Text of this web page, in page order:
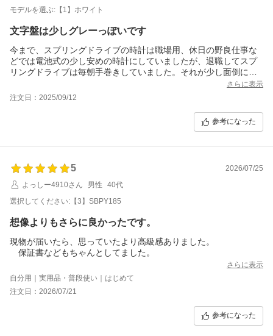
モデルを選ぶ:【1】ホワイト
文字盤は少しグレーっぽいです
今まで、スプリングドライブの時計は職場用、休日の野良仕事な
どでは電池式の少し安めの時計にしていましたが、退職してスプ
リングドライブは毎朝手巻きしていました。それが少し面倒にな
って、今回ソーラー式に。たぶん７年くらい前にもななぷれ様か
ら同様なSEIKOのソーラークロノグラフを買っていましたが、ス
やはりSEIKOのパンダは 良いですね～。ネットの写真から文
さらに表示
注文日：2025/09/12
参考になった
5
2026/07/25
よっしー4910さん
男性
40代
選択してください:【3】SBPY185
想像よりもさらに良かったです。
現物が届いたら、思っていたより高級感ありました。
保証書などもちゃんとしてました。
さらに表示
自分用｜実用品・普段使い｜はじめて
注文日：2026/07/21
参考になった